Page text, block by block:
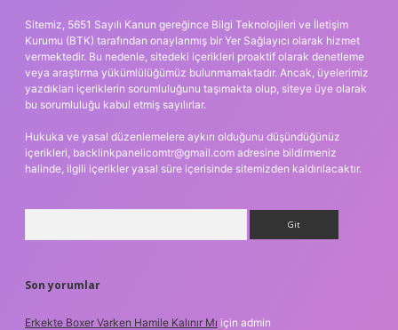
Sitemiz, 5651 Sayılı Kanun gereğince Bilgi Teknolojileri ve İletişim
Kurumu (BTK) tarafından onaylanmış bir Yer Sağlayıcı olarak hizmet
vermektedir. Bu nedenle, sitedeki içerikleri proaktif olarak denetleme
veya araştırma yükümlülüğümüz bulunmamaktadır. Ancak, üyelerimiz
yazdıkları içeriklerin sorumluluğunu taşımakta olup, siteye üye olarak
bu sorumluluğu kabul etmiş sayılırlar.
Hukuka ve yasal düzenlemelere aykırı olduğunu düşündüğünüz
içerikleri, backlinkpanelicomtr@gmail.com adresine bildirmeniz
halinde, ilgili içerikler yasal süre içerisinde sitemizden kaldırılacaktır.
Son yorumlar
Erkekte Boxer Varken Hamile Kalınır Mı için admin